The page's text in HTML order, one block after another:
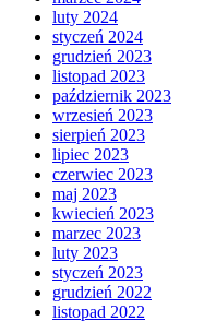
luty 2024
styczeń 2024
grudzień 2023
listopad 2023
październik 2023
wrzesień 2023
sierpień 2023
lipiec 2023
czerwiec 2023
maj 2023
kwiecień 2023
marzec 2023
luty 2023
styczeń 2023
grudzień 2022
listopad 2022